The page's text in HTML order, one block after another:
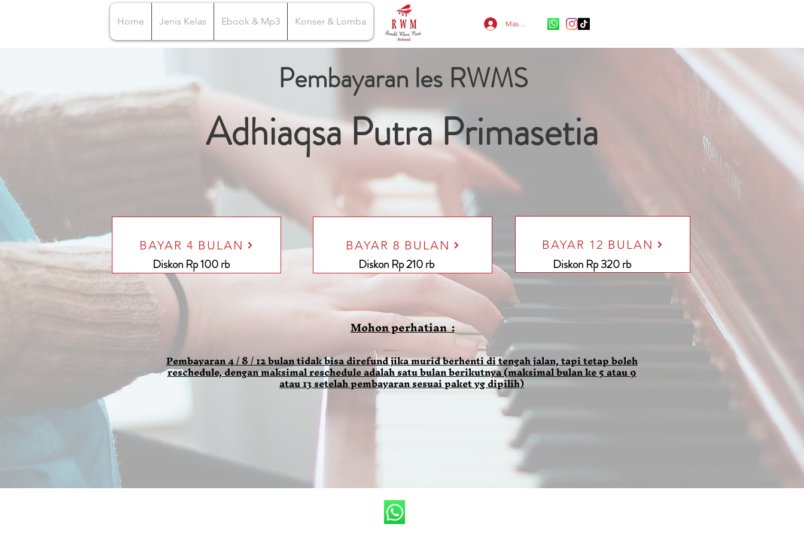
Home Jenis Kelas Ebook & Mp3 Konser & Lomba Masuk
Pembayaran les RWMS
Adhiaqsa Putra Primasetia
BAYAR 4 BULAN
Diskon Rp 100 rb
BAYAR 8 BULAN
Diskon Rp 210 rb
BAYAR 12 BULAN
Diskon Rp 320 rb
Mohon perhatian :
Pembayaran 4 / 8 / 12 bulan tidak bisa direfund jika murid berhenti di tengah jalan, tapi tetap boleh
reschedule, dengan maksimal reschedule adalah satu bulan berikutnya (maksimal bulan ke 5 atau 9
atau 13 setelah pembayaran sesuai paket yg dipilih)